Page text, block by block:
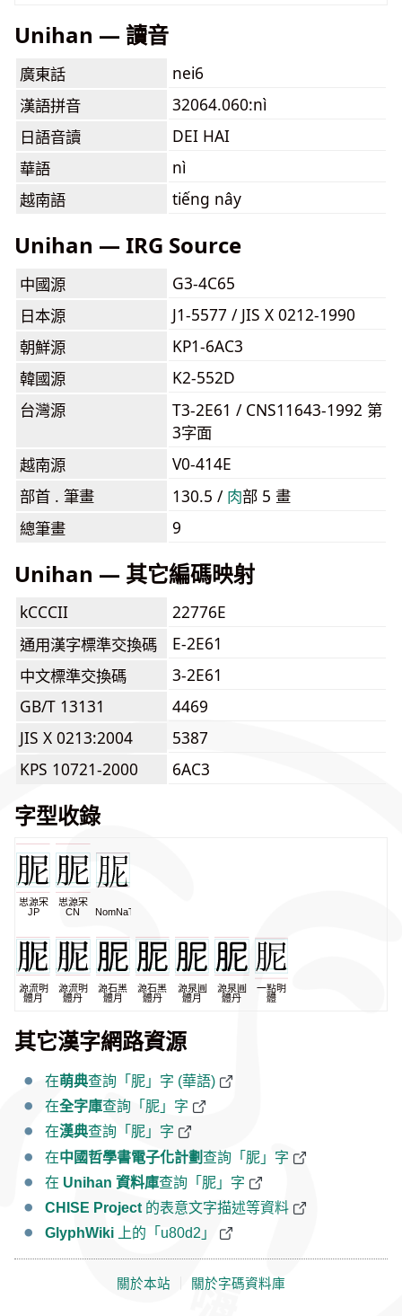
Unihan — 讀音
廣東話
nei6
漢語拼音
32064.060:nì
日語音讀
DEI HAI
華語
nì
越南語
tiếng nây
Unihan — IRG Source
中國源
G3-4C65
日本源
J1-5577 / JIS X 0212-1990
朝鮮源
KP1-6AC3
韓國源
K2-552D
台灣源
T3-2E61 / CNS11643-1992 第
3字面
越南源
V0-414E
部首 . 筆畫
130.5 / ⾁部 5 畫
總筆畫
9
Unihan — 其它編碼映射
kCCCII
22776E
通用漢字標準交換碼
E-2E61
中文標準交換碼
3-2E61
GB/T 13131
4469
JIS X 0213:2004
5387
KPS 10721-2000
6AC3
字型收錄
思源宋
JP
思源宋
CN
NomNaTong
源流明
體月
源流明
體丹
源石黑
體月
源石黑
體丹
源泉圓
體月
源泉圓
體丹
一點明
體
其它漢字網路資源
在萌典查詢「胒」字 (華語)
在全字庫查詢「胒」字
在漢典查詢「胒」字
在中國哲學書電子化計劃查詢「胒」字
在 Unihan 資料庫查詢「胒」字
CHISE Project 的表意文字描述等資料
GlyphWiki 上的「u80d2」
關於本站 關於字碼資料庫